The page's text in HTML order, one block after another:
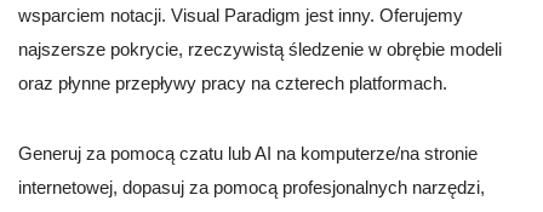
wsparciem notacji. Visual Paradigm jest inny. Oferujemy
najszersze pokrycie, rzeczywistą śledzenie w obrębie modeli
oraz płynne przepływy pracy na czterech platformach.
Generuj za pomocą czatu lub AI na komputerze/na stronie
internetowej, dopasuj za pomocą profesjonalnych narzędzi,